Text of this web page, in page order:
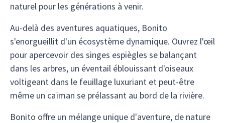
naturel pour les générations à venir.
Au-delà des aventures aquatiques, Bonito
s'enorgueillit d'un écosystème dynamique. Ouvrez l'œil
pour apercevoir des singes espiègles se balançant
dans les arbres, un éventail éblouissant d'oiseaux
voltigeant dans le feuillage luxuriant et peut-être
même un caïman se prélassant au bord de la rivière.
Bonito offre un mélange unique d'aventure, de nature